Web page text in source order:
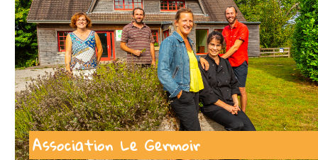
Association Le Germoir